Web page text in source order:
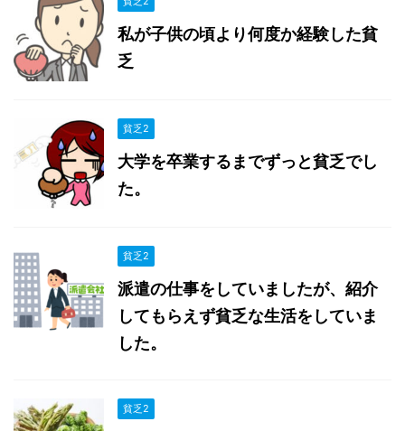
私が子供の頃より何度か経験した貧
乏
貧乏2
大学を卒業するまでずっと貧乏でし
た。
貧乏2
派遣の仕事をしていましたが、紹介
してもらえず貧乏な生活をしていま
した。
貧乏2